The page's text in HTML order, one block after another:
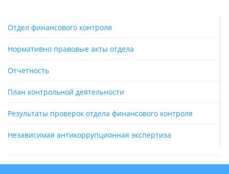
Отдел финансового контроля
Нормативно правовые акты отдела
Отчетность
План контрольной деятельности
Результаты проверок отдела финансового контроля
Независимая антикоррупционная экспертиза